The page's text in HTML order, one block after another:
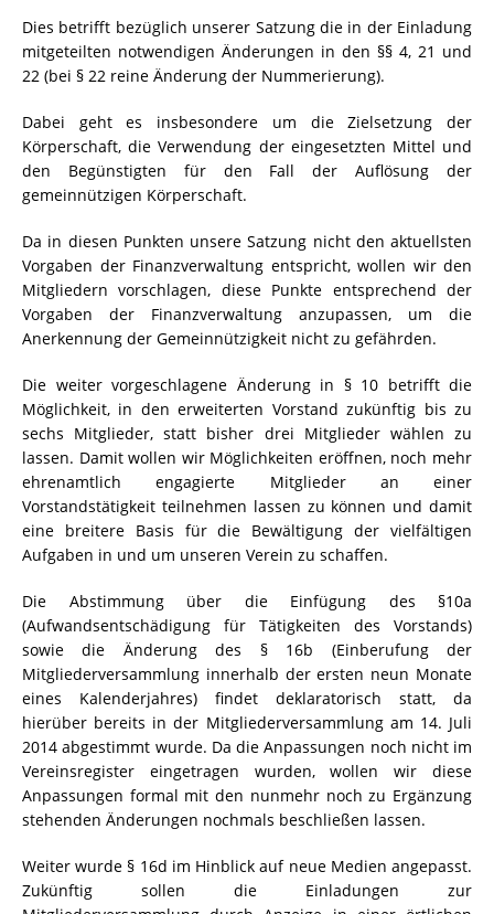
Dies betrifft bezüglich unserer Satzung die in der Einladung
mitgeteilten notwendigen Änderungen in den §§ 4, 21 und
22 (bei § 22 reine Änderung der Nummerierung).
Dabei geht es insbesondere um die Zielsetzung der
Körperschaft, die Verwendung der eingesetzten Mittel und
den Begünstigten für den Fall der Auflösung der
gemeinnützigen Körperschaft.
Da in diesen Punkten unsere Satzung nicht den aktuellsten
Vorgaben der Finanzverwaltung entspricht, wollen wir den
Mitgliedern vorschlagen, diese Punkte entsprechend der
Vorgaben der Finanzverwaltung anzupassen, um die
Anerkennung der Gemeinnützigkeit nicht zu gefährden.
Die weiter vorgeschlagene Änderung in § 10 betrifft die
Möglichkeit, in den erweiterten Vorstand zukünftig bis zu
sechs Mitglieder, statt bisher drei Mitglieder wählen zu
lassen. Damit wollen wir Möglichkeiten eröffnen, noch mehr
ehrenamtlich engagierte Mitglieder an einer
Vorstandstätigkeit teilnehmen lassen zu können und damit
eine breitere Basis für die Bewältigung der vielfältigen
Aufgaben in und um unseren Verein zu schaffen.
Die Abstimmung über die Einfügung des §10a
(Aufwandsentschädigung für Tätigkeiten des Vorstands)
sowie die Änderung des § 16b (Einberufung der
Mitgliederversammlung innerhalb der ersten neun Monate
eines Kalenderjahres) findet deklaratorisch statt, da
hierüber bereits in der Mitgliederversammlung am 14. Juli
2014 abgestimmt wurde. Da die Anpassungen noch nicht im
Vereinsregister eingetragen wurden, wollen wir diese
Anpassungen formal mit den nunmehr noch zu Ergänzung
stehenden Änderungen nochmals beschließen lassen.
Weiter wurde § 16d im Hinblick auf neue Medien angepasst.
Zukünftig sollen die Einladungen zur